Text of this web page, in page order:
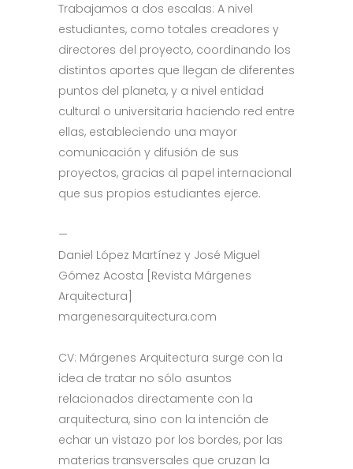
Trabajamos a dos escalas: A nivel
estudiantes, como totales creadores y
directores del proyecto, coordinando los
distintos aportes que llegan de diferentes
puntos del planeta, y a nivel entidad
cultural o universitaria haciendo red entre
ellas, estableciendo una mayor
comunicación y difusión de sus
proyectos, gracias al papel internacional
que sus propios estudiantes ejerce.
—
Daniel López Martínez y José Miguel
Gómez Acosta [Revista Márgenes
Arquitectura]
margenesarquitectura.com
CV: Márgenes Arquitectura surge con la
idea de tratar no sólo asuntos
relacionados directamente con la
arquitectura, sino con la intención de
echar un vistazo por los bordes, por las
materias transversales que cruzan la